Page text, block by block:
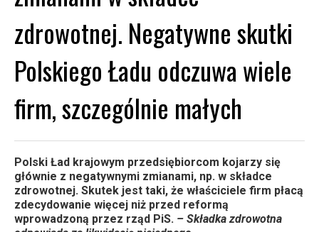
zdrowotnej. Negatywne skutki
Polskiego Ładu odczuwa wiele
firm, szczególnie małych
Polski Ład krajowym przedsiębiorcom kojarzy się
głównie z negatywnymi zmianami, np. w składce
zdrowotnej. Skutek jest taki, że właściciele firm płacą
zdecydowanie więcej niż przed reformą
wprowadzoną przez rząd PiS. – Składka zdrowotna